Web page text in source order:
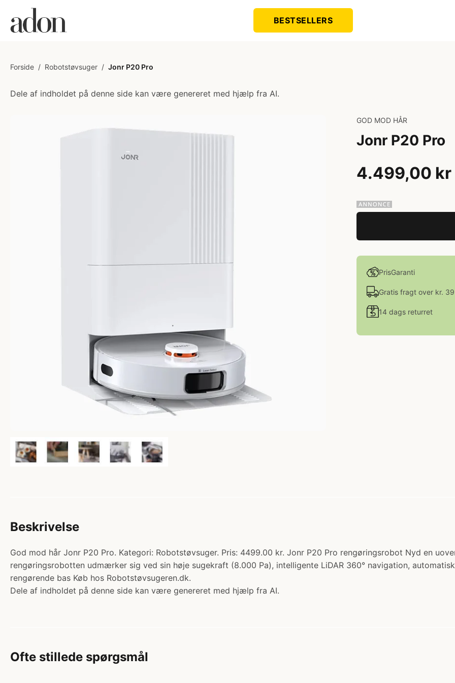
BESTSELLERS
Forside / Robotstøvsuger / Jonr P20 Pro
Dele af indholdet på denne side kan være genereret med hjælp fra AI.
GOD MOD HÅR
Jonr P20 Pro
4.499,00 kr
PrisGaranti
Gratis fragt over kr.
14 dags returret
Beskrivelse
God mod hår Jonr P20 Pro. Kategori: Robotstøvsuger. Pris: 4499.00 kr. Jonr P20 Pro rengøringsrobot Nyd en
rengøringsrobotten udmærker sig ved sin høje sugekraft (8.000 Pa), intelligente LiDAR 360° navigation,
rengørende bas Køb hos Robotstøvsugeren.dk.
Dele af indholdet på denne side kan være genereret med hjælp fra AI.
Ofte stillede spørgsmål